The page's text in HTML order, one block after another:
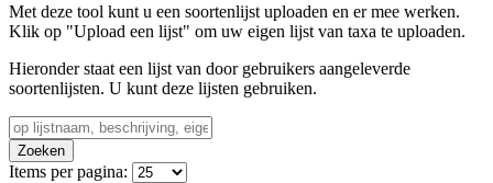
Met deze tool kunt u een soortenlijst uploaden en er mee werken.
Klik op "Upload een lijst" om uw eigen lijst van taxa te uploaden.
Hieronder staat een lijst van door gebruikers aangeleverde
soortenlijsten. U kunt deze lijsten gebruiken.
Zoeken
Items per pagina: